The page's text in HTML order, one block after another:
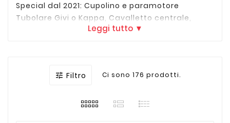
Special dal 2021: Cupolino e paramotore
Tubolare Givi o Kappa, Cavalletto centrale,
telaietti C-Bow e Paramotore della Hepco
Leggi tutto ▼
 Filtro Ci sono 176 prodotti.